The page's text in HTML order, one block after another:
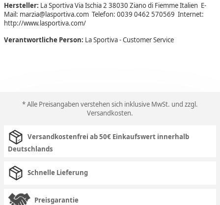
Hersteller: La Sportiva Via Ischia 2 38030 Ziano di Fiemme Italien E-
Mail: marzia@lasportiva.com Telefon: 0039 0462 570569 Internet:
http://www.lasportiva.com/
Verantwortliche Person: La Sportiva - Customer Service
* Alle Preisangaben verstehen sich inklusive MwSt. und zzgl.
Versandkosten.
Versandkostenfrei ab 50€ Einkaufswert innerhalb
Deutschlands
Schnelle Lieferung
Preisgarantie